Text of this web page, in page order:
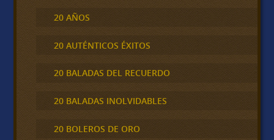
20 AÑOS
20 AUTÉNTICOS ÉXITOS
20 BALADAS DEL RECUERDO
20 BALADAS INOLVIDABLES
20 BOLEROS DE ORO